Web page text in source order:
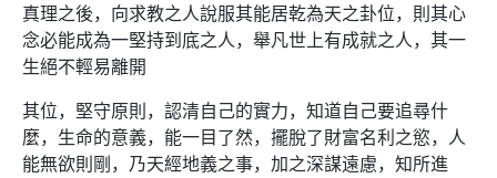
真理之後，向求教之人說服其能居乾為天之卦位，則其心
念必能成為一堅持到底之人，舉凡世上有成就之人，其一
生絕不輕易離開
其位，堅守原則，認清自己的實力，知道自己要追尋什
麼，生命的意義，能一目了然，擺脫了財富名利之慾，人
能無欲則剛，乃天經地義之事，加之深謀遠慮，知所進